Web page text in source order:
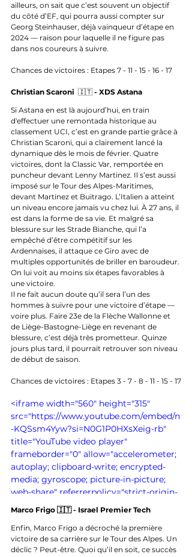
ailleurs, on sait que c’est souvent un objectif
du côté d’EF, qui pourra aussi compter sur
Georg Steinhauser, déjà vainqueur d’étape en
2024 — raison pour laquelle il ne figure pas
dans nos coureurs à suivre.
Chances de victoires : Etapes 7 - 11 - 15 - 16 - 17
Christian Scaroni 🇮🇹 - XDS Astana
Si Astana en est là aujourd’hui, en train
d'effectuer une remontada historique au
classement UCI, c’est en grande partie grâce à
Christian Scaroni, qui a clairement lancé la
dynamique dès le mois de février. Quatre
victoires, dont la Classic Var, remportée en
puncheur devant Lenny Martinez. Il s’est aussi
imposé sur le Tour des Alpes-Maritimes,
devant Martinez et Buitrago. L’Italien a atteint
un niveau encore jamais vu chez lui. À 27 ans, il
est dans la forme de sa vie. Et malgré sa
blessure sur les Strade Bianche, qui l’a
empêché d’être compétitif sur les
Ardennaises, il attaque ce Giro avec de
multiples opportunités de briller en baroudeur.
On lui voit au moins six étapes favorables à
une victoire.
Il ne fait aucun doute qu’il sera l’un des
hommes à suivre pour une victoire d’étape —
voire plus. Faire 23e de la Flèche Wallonne et
de Liège-Bastogne-Liège en revenant de
blessure, c’est déjà très prometteur. Quinze
jours plus tard, il pourrait retrouver son niveau
de début de saison.
Chances de victoires : Etapes 3 - 7 - 8 - 11 - 15 - 17
<iframe width="560" height="315"
src="https://www.youtube.com/embed/n
-KQSsm4Yyw?si=N0G1P0HXsXeig-rb"
title="YouTube video player"
frameborder="0" allow="accelerometer;
autoplay; clipboard-write; encrypted-
media; gyroscope; picture-in-picture;
web-share" referrerpolicy="strict-origin-
when-cross-origin" allowfullscreen>
</iframe>
Marco Frigo 🇮🇹 - Israel Premier Tech
Enfin, Marco Frigo a décroché la première
victoire de sa carrière sur le Tour des Alpes. Un
déclic ? Peut-être. Quoi qu’il en soit, ce succès